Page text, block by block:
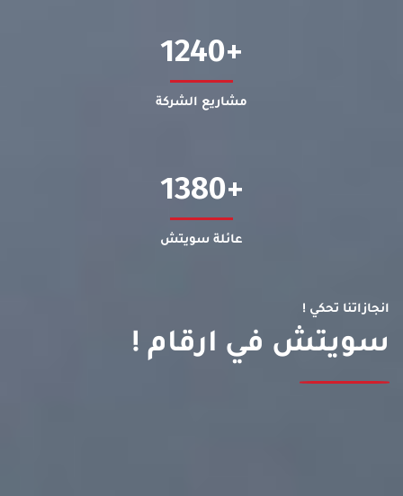
1240
مشاريع الشركة
1380
عائلة سويتش
انجازاتنا تحكي !
سويتش في ارقام !